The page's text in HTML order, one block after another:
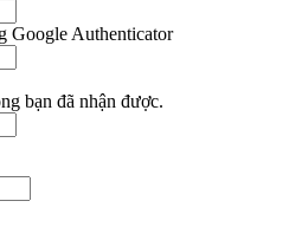
Google Authenticator
bạn đã nhận được.